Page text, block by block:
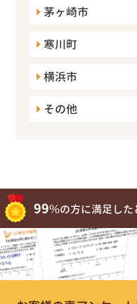
茅ヶ崎市
寒川町
横浜市
その他
99%の方に満足し